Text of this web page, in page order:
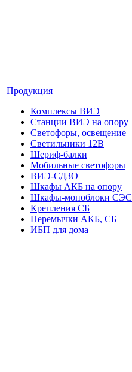
Продукция
Комплексы ВИЭ
Станции ВИЭ на опору
Светофоры, освещение
Светильники 12В
Шериф-балки
Мобильные светофоры
ВИЭ-СДЗО
Шкафы АКБ на опору
Шкафы-моноблоки СЭС
Крепления СБ
Перемычки АКБ, СБ
ИБП для дома